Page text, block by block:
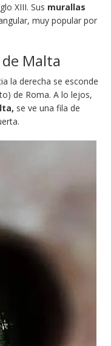
XIII. Sus murallas
muy popular por
Malta
la derecha se esconde
de Roma. A lo lejos,
se ve una fila de